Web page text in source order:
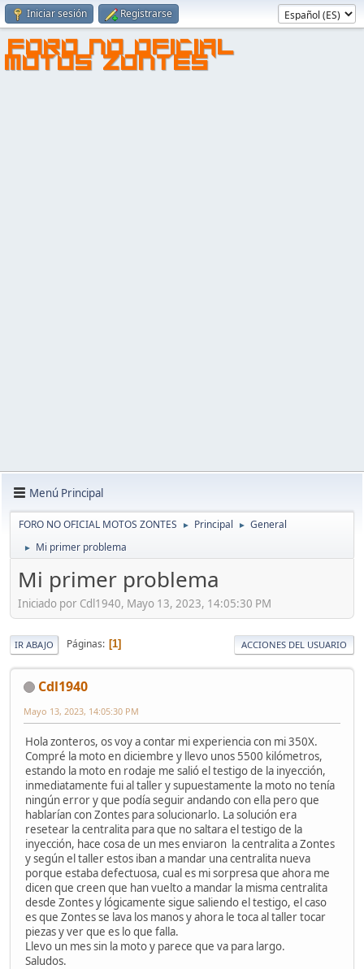
Iniciar sesión Registrarse
FORO NO OFICIAL
MOTOS ZONTES
Menú Principal
FORO NO OFICIAL MOTOS ZONTES ► Principal ► General
► Mi primer problema
Mi primer problema
Iniciado por Cdl1940, Mayo 13, 2023, 14:05:30 PM
IR ABAJO Páginas 1 ACCIONES DEL USUARIO
Cdl1940
Mayo 13, 2023, 14:05:30 PM
Hola zonteros, os voy a contar mi experiencia con mi 350X.
Compré la moto en diciembre y llevo unos 5500 kilómetros,
estando la moto en rodaje me salió el testigo de la inyección,
inmediatamente fui al taller y supuestamente la moto no tenía
ningún error y que podía seguir andando con ella pero que
hablarían con Zontes para solucionarlo. La solución era
resetear la centralita para que no saltara el testigo de la
inyección, hace cosa de un mes enviaron la centralita a Zontes
y según el taller estos iban a mandar una centralita nueva
porque estaba defectuosa, cual es mi sorpresa que ahora me
dicen que creen que han vuelto a mandar la misma centralita
desde Zontes y lógicamente sigue saliendo el testigo, el caso
es que Zontes se lava los manos y ahora le toca al taller tocar
piezas y ver que es lo que falla.
Llevo un mes sin la moto y parece que va para largo.
Saludos.